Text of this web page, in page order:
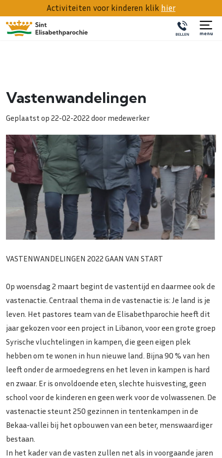
Activiteiten voor kinderen klik hier
Vastenwandelingen
Geplaatst op 22-02-2022 door medewerker
VASTENWANDELINGEN 2022 GAAN VAN START
Op woensdag 2 maart begint de vastentijd en daarmee ook de
vastenactie. Centraal thema in de vastenactie is: Je land is je
leven. Het pastores team van de Elisabethparochie heeft dit
jaar gekozen voor een project in Libanon, voor een grote groep
Syrische vluchtelingen in kampen, die geen eigen plek
hebben om te wonen in hun nieuwe land. Bijna 90 % van hen
leeft onder de armoedegrens en het leven in kampen is hard
en zwaar. Er is onvoldoende eten, slechte huisvesting, geen
school voor de kinderen en geen werk voor de volwassenen. De
vastenactie steunt 250 gezinnen in tentenkampen in de
Bekaa-vallei bij het opbouwen van een beter, menswaardiger
bestaan.
In het kader van de vasten zullen net als in voorgaande jaren